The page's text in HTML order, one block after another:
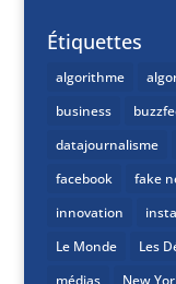
Étiquettes
algorithme
business
datajournalisme
facebook
fake
innovation
Le Monde
Les